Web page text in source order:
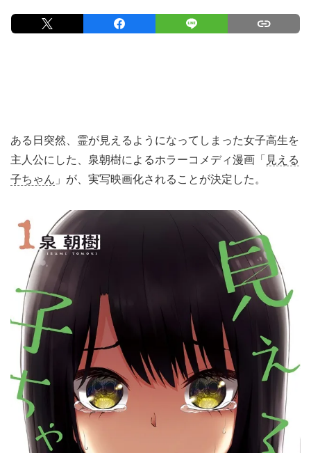
ある日突然、霊が見えるようになってしまった女子高生を
主人公にした、泉朝樹によるホラーコメディ漫画「 見える
子ちゃん 」が、実写映画化されることが決定した。